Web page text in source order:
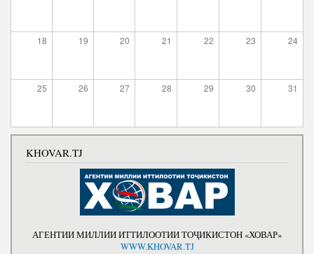
18 19 20 21 22 23 24
25 26 27 28 29 30 31
KHOVAR.TJ
АГЕНТИИ МИЛЛИИ ИТТИЛООТИИ ТОҶИКИСТОН «ХОВАР»
WWW.KHOVAR.TJ